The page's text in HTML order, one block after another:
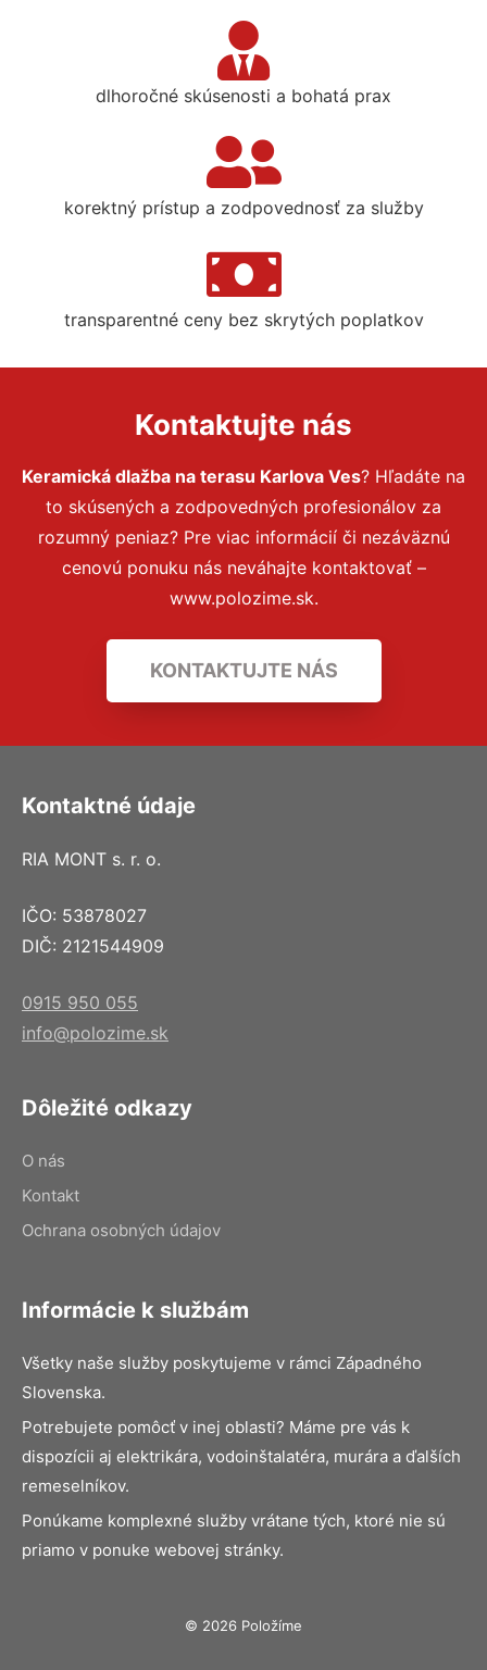
dlhoročné skúsenosti a bohatá prax
korektný prístup a zodpovednosť za služby
transparentné ceny bez skrytých poplatkov
Kontaktujte nás
Keramická dlažba na terasu Karlova Ves? Hľadáte na
to skúsených a zodpovedných profesionálov za
rozumný peniaz? Pre viac informácií či nezáväznú
cenovú ponuku nás neváhajte kontaktovať –
www.polozime.sk.
KONTAKTUJTE NÁS
Kontaktné údaje
RIA MONT s. r. o.
IČO: 53878027
DIČ: 2121544909
0915 950 055
info@polozime.sk
Dôležité odkazy
O nás
Kontakt
Ochrana osobných údajov
Informácie k službám
Všetky naše služby poskytujeme v rámci Západného
Slovenska.
Potrebujete pomôcť v inej oblasti? Máme pre vás k
dispozícii aj elektrikára, vodoinštalatéra, murára a ďalších
remeselníkov.
Ponúkame komplexné služby vrátane tých, ktoré nie sú
priamo v ponuke webovej stránky.
© 2026 Položíme